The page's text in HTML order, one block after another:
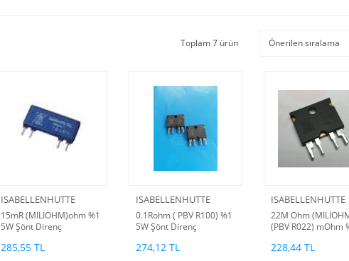
Toplam 7 ürün
ISABELLENHUTTE
15mR (MİLİOHM)ohm %1
5W Şönt Direnç
285,55 TL
ISABELLENHUTTE
0.1Rohm ( PBV R100) %1
5W Şönt Direnç
274,12 TL
ISABELLENHUTTE
22M Ohm
(PBV R022) mOhm
(uzunluk 21mm
228,44 TL